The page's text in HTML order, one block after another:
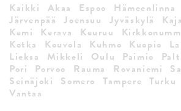
Kaikki
Akaa Espoo Hämeenlinna
Järvenpää
Joensuu Jyväskylä
Kemi
Kerava Keuruu
Kotka
Kouvola Kuhmo Kuopio
Lieksa
Mikkeli Oulu Paimio
Pori
Porvoo Rauma Rovaniemi
Seinäjoki
Somero Tampere Turku
Vantaa